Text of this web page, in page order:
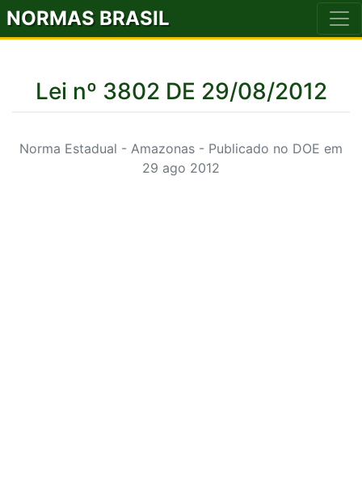
NORMAS BRASIL
Lei nº 3802 DE 29/08/2012
Norma Estadual - Amazonas - Publicado no DOE em
29 ago 2012